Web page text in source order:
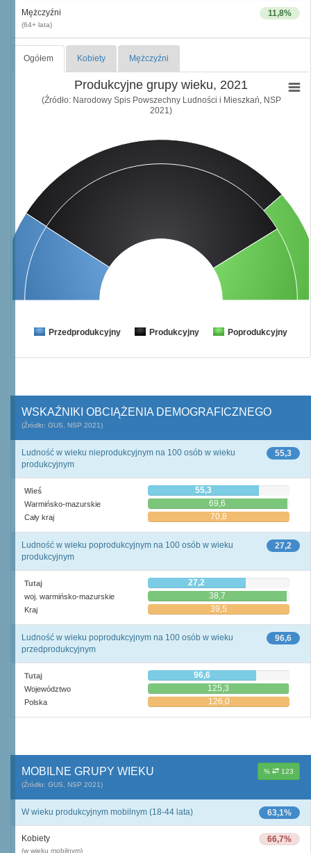
11,8%
Mężczyźni
(64+ lata)
Ogółem Kobiety Mężczyźni
Produkcyjne grupy wieku, 2021
(Źródło: Narodowy Spis Powszechny Ludności i Mieszkań, NSP
2021)
Przedprodukcyjny Produkcyjny Poprodukcyjny
WSKAŹNIKI OBCIĄŻENIA DEMOGRAFICZNEGO
(Źródło: GUS, NSP 2021)
55,3
Ludność w wieku nieprodukcyjnym na 100 osób w wieku
produkcyjnym
Wieś 55,3
Warmińsko-mazurskie 69,6
Cały kraj 70,8
27,2
Ludność w wieku poprodukcyjnym na 100 osób w wieku
produkcyjnym
Tutaj 27,2
woj. warmińsko-mazurskie 38,7
Kraj 39,5
96,6
Ludność w wieku poprodukcyjnym na 100 osób w wieku
przedprodukcyjnym
Tutaj 96,6
Województwo 125,3
Polska 126,0
% 123
MOBILNE GRUPY WIEKU
(Źródło: GUS, NSP 2021)
63,1%
W wieku produkcyjnym mobilnym (18-44 lata)
66,7%
Kobiety
(w wieku mobilnym)